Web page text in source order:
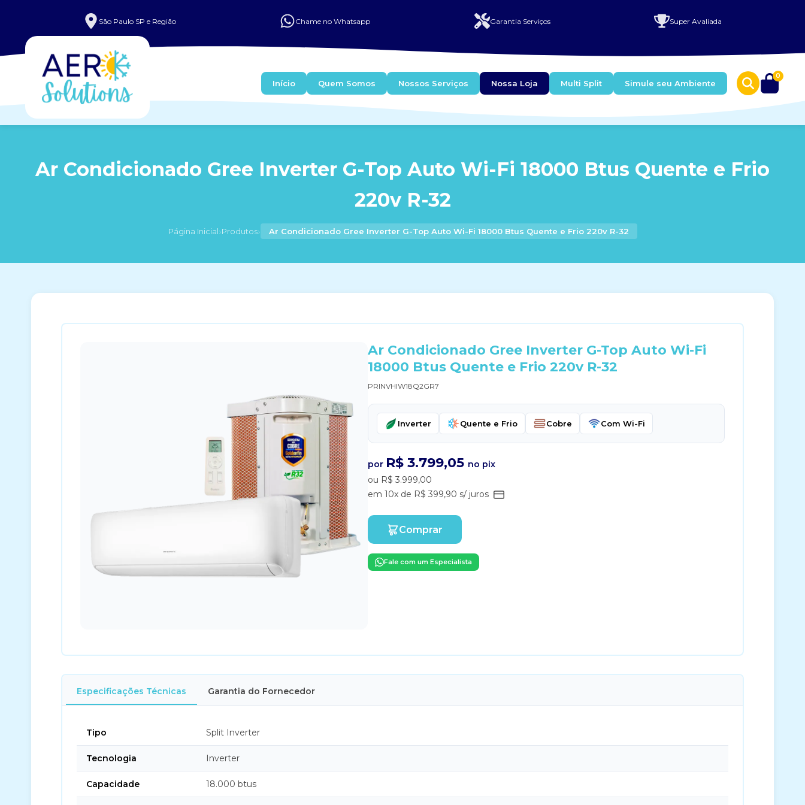
São Paulo SP e Região Chame no Whatsapp Garantia Serviços Super Avaliada
Início Quem Somos Nossos Serviços Nossa Loja Multi Split Simule seu Ambiente
0
Ar Condicionado Gree Inverter G-Top Auto Wi-Fi 18000 Btus Quente e Frio
220v R-32
Página Inicial›Produtos› Ar Condicionado Gree Inverter G-Top Auto Wi-Fi 18000 Btus Quente e Frio 220v R-32
Ar Condicionado Gree Inverter G-Top Auto Wi-Fi
18000 Btus Quente e Frio 220v R-32
PRINVHIW18Q2GR7
Inverter Quente e Frio Cobre Com Wi-Fi
por R$ 3.799,05 no pix
ou R$ 3.999,00
em 10x de R$ 399,90 s/ juros
Comprar
Fale com um Especialista
Especificações Técnicas Garantia do Fornecedor
Tipo Split Inverter
Tecnologia Inverter
Capacidade 18.000 btus